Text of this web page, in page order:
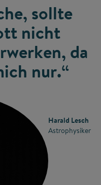
sollte
nicht
da
nur.“
Harald Lesch
Astrophysiker